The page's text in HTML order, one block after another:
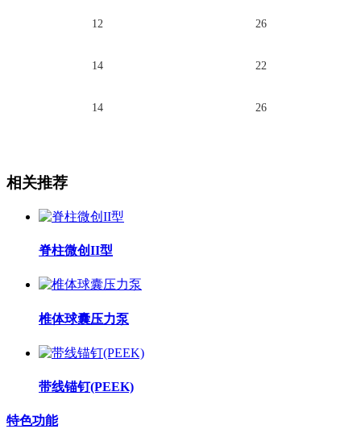
12 26
14 22
14 26
相关推荐
脊柱微创II型
椎体球囊压力泵
带线锚钉(PEEK)
特色功能